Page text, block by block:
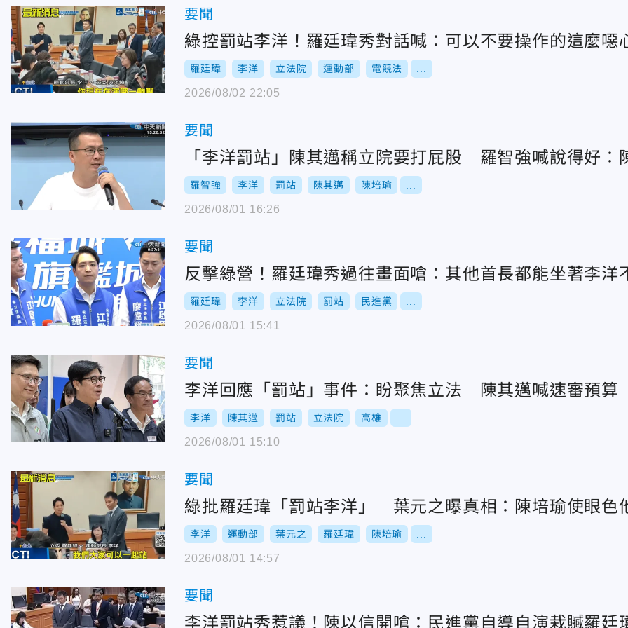
要聞
綠控罰站李洋！羅廷瑋秀對話喊：可以不要操作的這麼噁
羅廷瑋 李洋 立法院 運動部 電競法
2026/08/02 22:05
要聞
「李洋罰站」陳其邁稱立院要打屁股 羅智強喊說得好：
羅智強 李洋 罰站 陳其邁 陳培瑜
2026/08/01 16:26
要聞
反擊綠營！羅廷瑋秀過往畫面嗆：其他首長都能坐著李洋
羅廷瑋 李洋 立法院 罰站 民進黨
2026/08/01 15:41
要聞
李洋回應「罰站」事件：盼聚焦立法 陳其邁喊速審預算
李洋 陳其邁 罰站 立法院 高雄
2026/08/01 15:10
要聞
綠批羅廷瑋「罰站李洋」 葉元之曝真相：陳培瑜使眼色
李洋 運動部 葉元之 羅廷瑋 陳培瑜
2026/08/01 14:57
要聞
李洋罰站秀惹議！陳以信開嗆：民進黨自導自演栽贓羅廷